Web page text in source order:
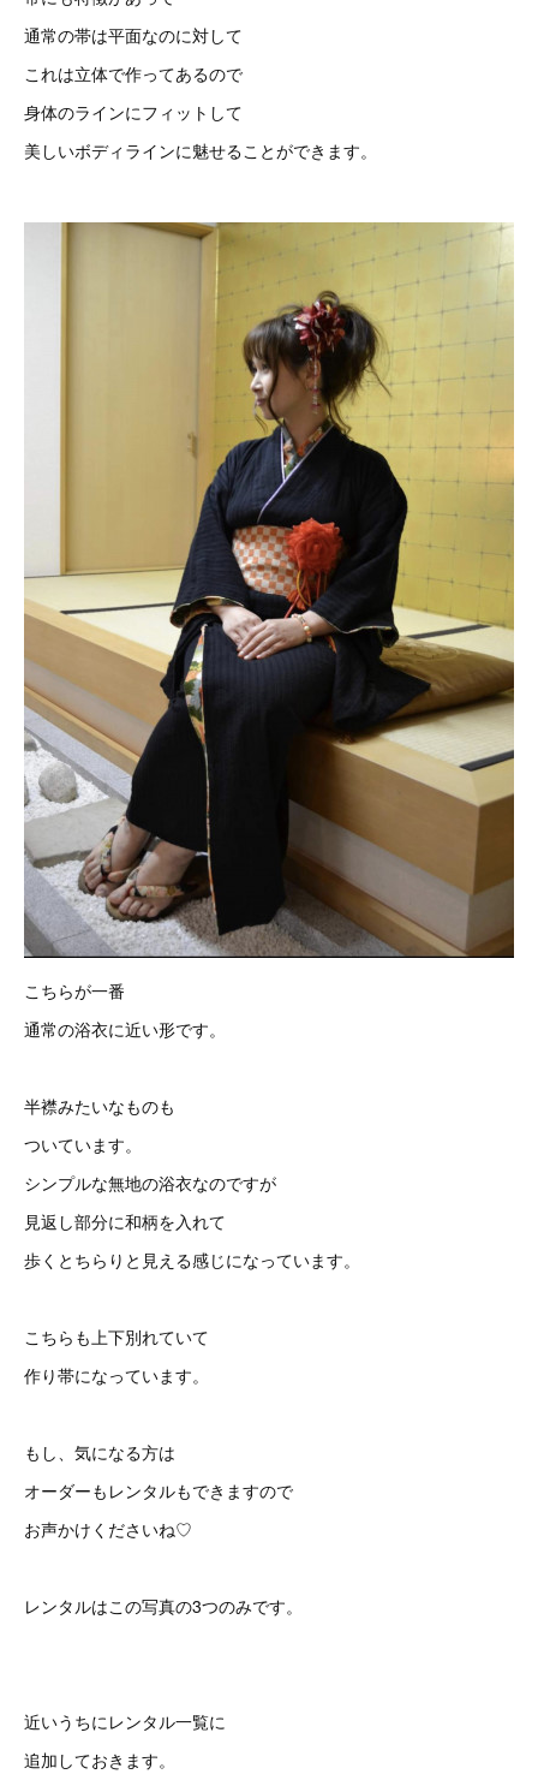
通常の帯は平面なのに対して
これは立体で作ってあるので
身体のラインにフィットして
美しいボディラインに魅せることができます。
こちらが一番
通常の浴衣に近い形です。
半襟みたいなものも
ついています。
シンプルな無地の浴衣なのですが
見返し部分に和柄を入れて
歩くとちらりと見える感じになっています。
こちらも上下別れていて
作り帯になっています。
もし、気になる方は
オーダーもレンタルもできますので
お声かけくださいね♡
レンタルはこの写真の3つのみです。
近いうちにレンタル一覧に
追加しておきます。